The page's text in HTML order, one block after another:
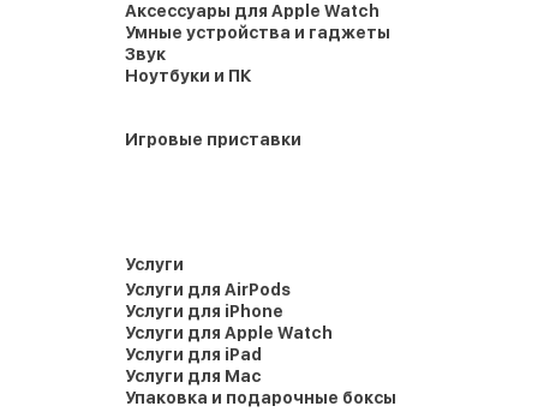
Аксессуары для Apple Watch
Умные устройства и гаджеты
Звук
Ноутбуки и ПК
Игровые приставки
Услуги
Услуги для AirPods
Услуги для iPhone
Услуги для Apple Watch
Услуги для iPad
Услуги для Mac
Упаковка и подарочные боксы